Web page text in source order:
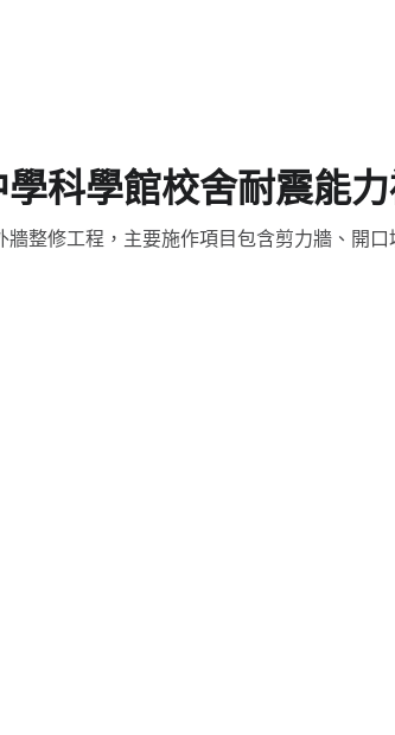
科學館校舍耐震能
整修工程，主要施作項目包含剪力牆、開口